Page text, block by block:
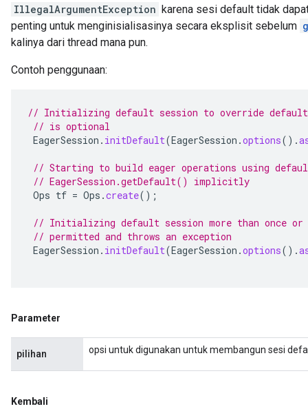
IllegalArgumentException karena sesi default tidak
penting untuk menginisialisasinya secara eksplisit sebelum
kalinya dari thread mana pun.
Contoh penggunaan:
// Initializing default session to override
// is optional
EagerSession . initDefault(EagerSession .options().
// Starting to build eager operations using
// EagerSession.getDefault() implicitly
Ops tf = Ops .create();
// Initializing default session more than once
// permitted and throws an exception
EagerSession . initDefault(EagerSession .options().
Parameter
pilihan opsi untuk digunakan untuk membangun sesi
Kembali